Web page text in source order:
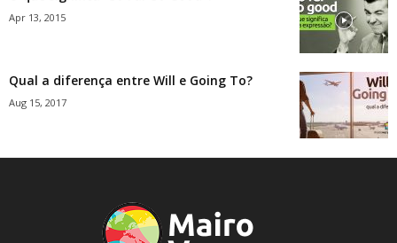
Apr 13, 2015
Qual a diferença entre Will e Going To?
Aug 15, 2017